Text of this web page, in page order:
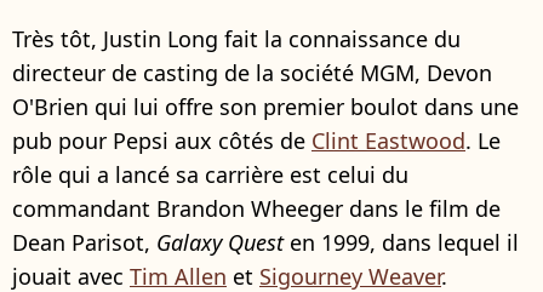
Très tôt, Justin Long fait la connaissance du
directeur de casting de la société MGM, Devon
O'Brien qui lui offre son premier boulot dans une
pub pour Pepsi aux côtés de Clint Eastwood. Le
rôle qui a lancé sa carrière est celui du
commandant Brandon Wheeger dans le film de
Dean Parisot, Galaxy Questen 1999, dans lequel il
jouait avec Tim Allen et Sigourney Weaver.